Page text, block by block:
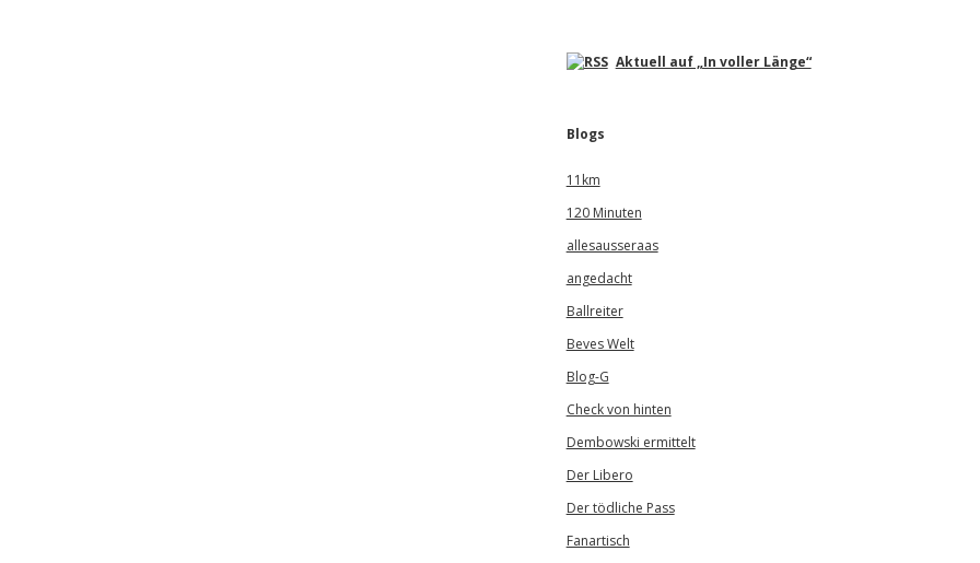
Aktuell auf „In voller Länge“
Blogs
11km
120 Minuten
allesausseraas
angedacht
Ballreiter
Beves Welt
Blog-G
Check von hinten
Dembowski ermittelt
Der Libero
Der tödliche Pass
Fanartisch